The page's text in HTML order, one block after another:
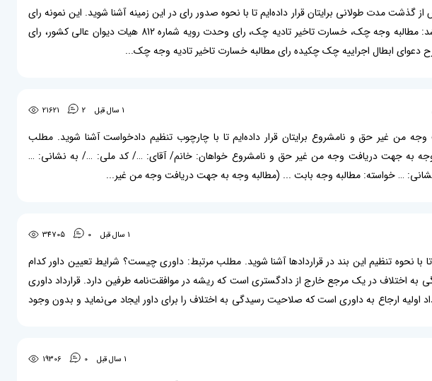
گذشت مدت طولانی برایتان قرار داده‌ایم تا با نحوه صدور رای در این زمینه آشنا شوید. این نمونه رای
که از شعبه 190 دادگاه عمومی حقوقی تهران صادر شده است درباره این موضوعات می‌باشد: مطالبه وجه چک، خسارت تاخیر تادیه چک، رای وحدت رویه شماره 812 هیات دیوان عالی کشور، رای
ابطال اجراییه چک چکیده رای مطالبه خسارت تاخیر تادیه وجه چک...
1 سال قبل 2
21621
من غیر حق و نامشروع برایتان قرار داده‌ایم تا با چارچوب تنظیم دادخواست آشنا شوید. مطلب
به جهت دریافت وجه من غیر حق و نامشروع خواهان: خانم/ آقای: …/ کد ملی: …/ به نشانی: …
… خواسته: مطالبه وجه بابت ... (مطالبه وجه به جهت دریافت وجه من غیر...
1 سال قبل 0
34705
تا با نحوه تنظیم این بند در قراردادها آشنا شوید. مطلب مرتبط: داوری چیست؟ شرایط تعیین داور کدام
اختلاف در یک مرجع خارج از دادگستری است که ریشه در موافقت‌نامه طرفین دارد. قرارداد داوری
اولیه ارجاع به داوری است که صلاحیت رسیدگی به اختلاف را برای داور ایجاد می‌نماید و بدون وجود
1 سال قبل 0
19306